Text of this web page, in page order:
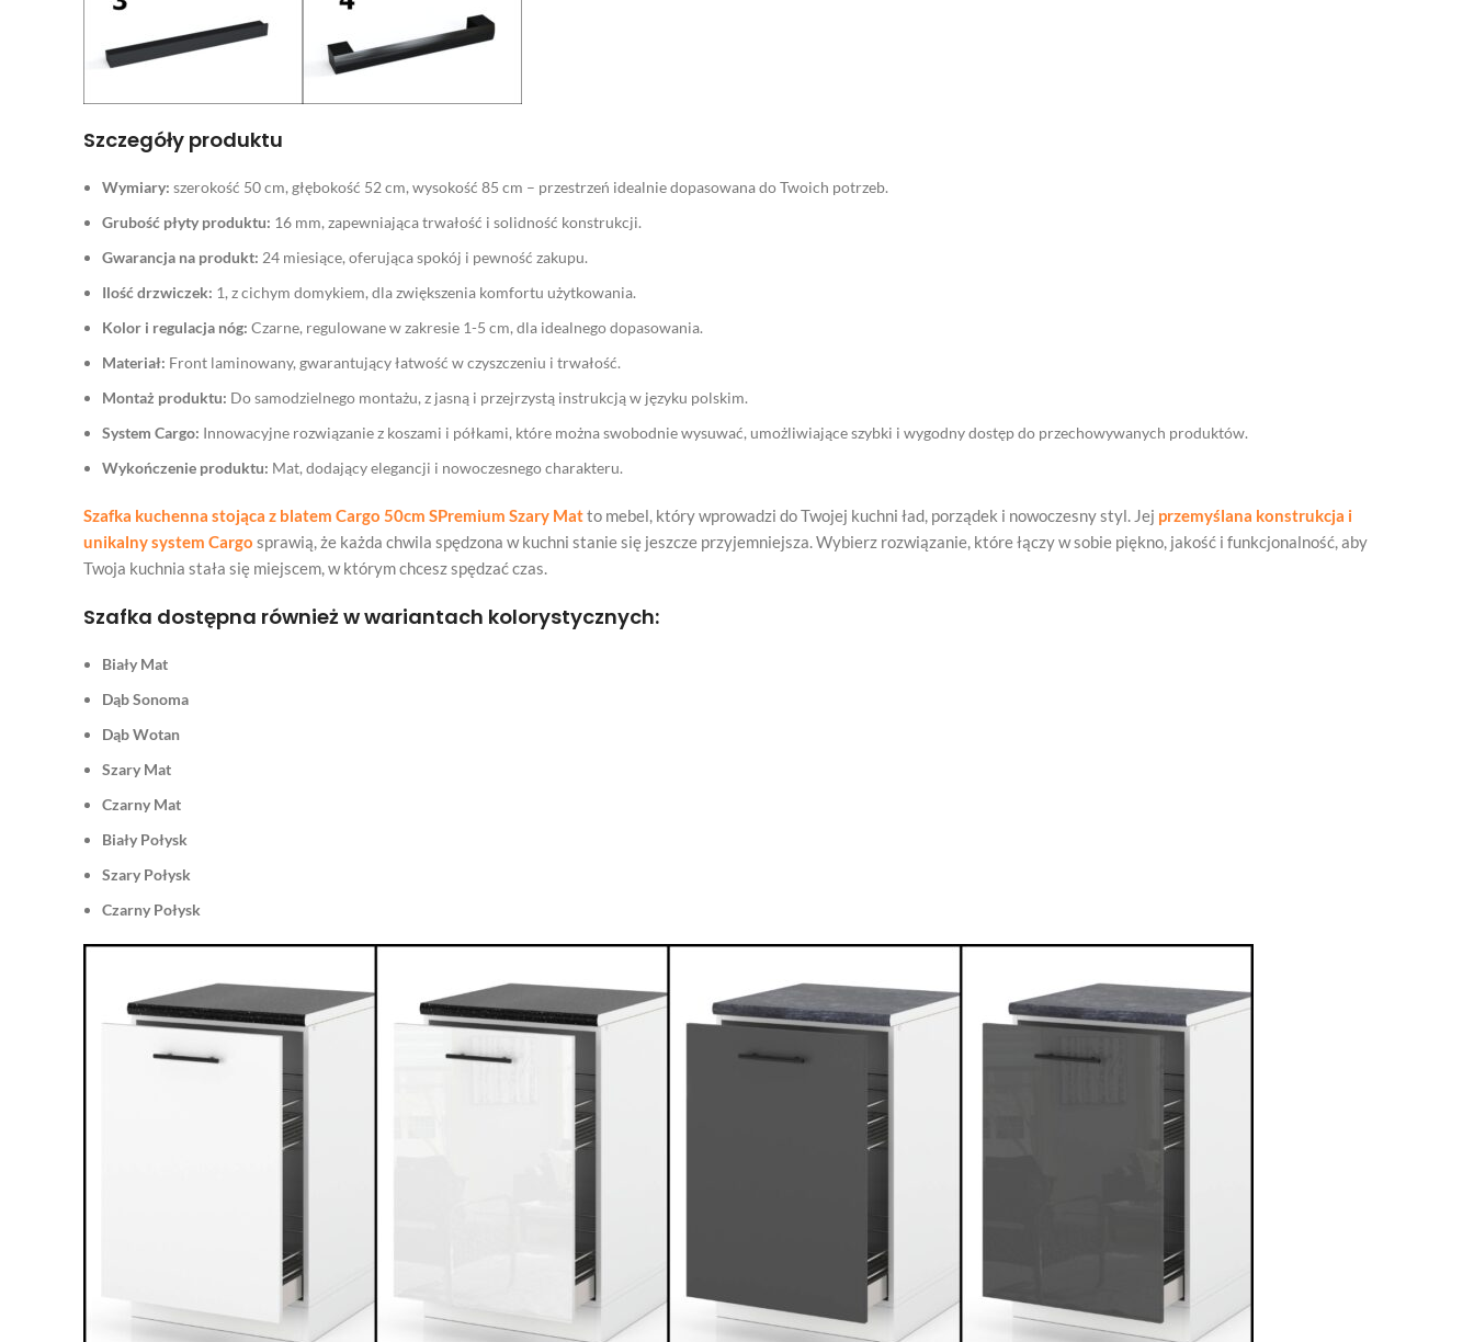
Szczegóły produktu
Wymiary: szerokość 50 cm, głębokość 52 cm, wysokość 85 cm – przestrzeń idealnie dopasowana do Twoich potrzeb.
Grubość płyty produktu: 16 mm, zapewniająca trwałość i solidność konstrukcji.
Gwarancja na produkt: 24 miesiące, oferująca spokój i pewność zakupu.
Ilość drzwiczek: 1, z cichym domykiem, dla zwiększenia komfortu użytkowania.
Kolor i regulacja nóg: Czarne, regulowane w zakresie 1-5 cm, dla idealnego dopasowania.
Materiał: Front laminowany, gwarantujący łatwość w czyszczeniu i trwałość.
Montaż produktu: Do samodzielnego montażu, z jasną i przejrzystą instrukcją w języku polskim.
System Cargo: Innowacyjne rozwiązanie z koszami i półkami, które można swobodnie wysuwać, umożliwiające szybki i wygodny dostęp do przechowywanych produktów.
Wykończenie produktu: Mat, dodający elegancji i nowoczesnego charakteru.
Szafka kuchenna stojąca z blatem Cargo 50cm SPremium Szary Matto mebel, który wprowadzi do Twojej kuchni ład, porządek i nowoczesny styl. Jej przemyślana konstrukcja i
unikalny system Cargo sprawią, że każda chwila spędzona w kuchni stanie się jeszcze przyjemniejsza. Wybierz rozwiązanie, które łączy w sobie piękno, jakość i funkcjonalność, aby
Twoja kuchnia stała się miejscem, w którym chcesz spędzać czas.
Szafka dostępna również w wariantach kolorystycznych:
Biały Mat
Dąb Sonoma
Dąb Wotan
Szary Mat
Czarny Mat
Biały Połysk
Szary Połysk
Czarny Połysk